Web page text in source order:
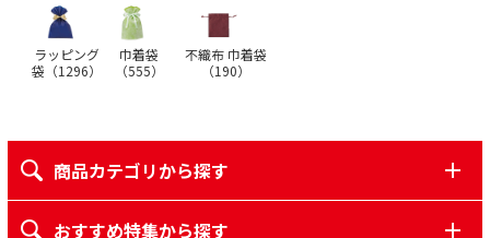
ラッピング
袋（1296）
巾着袋
（555）
不織布 巾着袋
（190）
商品カテゴリから探す
おすすめ特集から探す